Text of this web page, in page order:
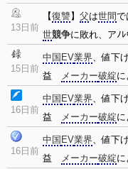
13日前
【復讐 】 父は世間で
世競争に敗れ、アﾉﾚ
15日前
中国 EV業界、値下
益
メーカー破綻
16日前
中国 EV業界、値下
益
メーカー破綻
16日前
中国 EV業界、値下
益
メーカー破綻